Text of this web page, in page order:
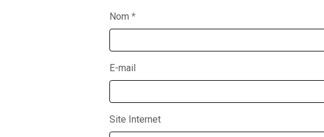
Nom
E-mail
Site Internet